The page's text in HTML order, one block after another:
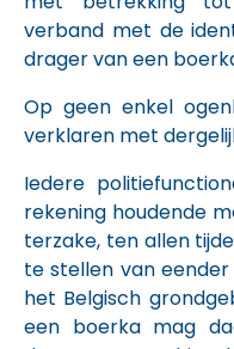
verband met de
drager van een
Op geen enkel
verklaren met
Iedere
rekening houdende
terzake, ten allen
te stellen van
het Belgisch
een boerka mag